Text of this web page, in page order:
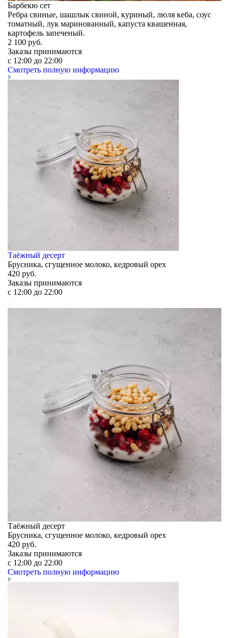
Барбекю сет
Ребра свиные, шашлык свиной, куриный, люля кеба, соус
томатный, лук маринованный, капуста квашенная,
картофель запеченый.
2 100 руб.
Заказы принимаются
c 12:00 до 22:00
Смотреть полную информацию
Таёжный десерт
Брусника, сгущенное молоко, кедровый орех
420 руб.
Заказы принимаются
c 12:00 до 22:00
Таёжный десерт
Брусника, сгущенное молоко, кедровый орех
420 руб.
Заказы принимаются
c 12:00 до 22:00
Смотреть полную информацию